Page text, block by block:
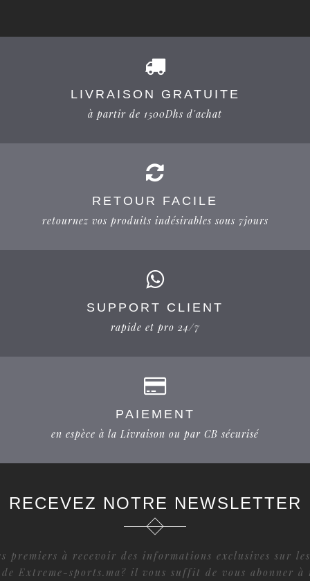
LIVRAISON GRATUITE
à partir de 1500Dhs d'achat
RETOUR FACILE
retournez vos produits indésirables sous 7jours
SUPPORT CLIENT
rapide et pro 24/7
PAIEMENT
en espèce à la Livraison ou par CB sécurisé
RECEVEZ NOTRE NEWSLETTER
premiers à recevoir des informations exclusives sur
de Extreme-sports.ma? il vous suffit de vous abonner